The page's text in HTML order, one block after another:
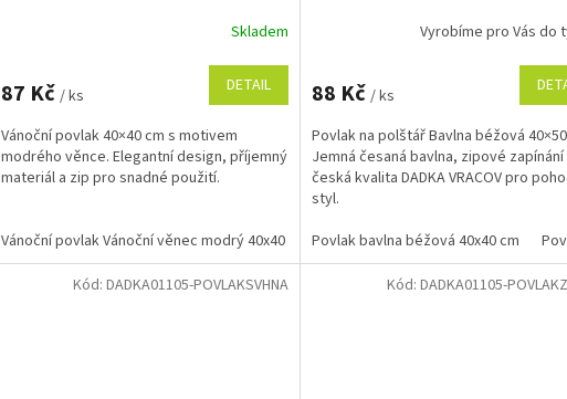
Skladem
87 Kč / ks DETAIL
Vánoční povlak 40×40 cm s motivem
modrého věnce. Elegantní design, příjemný
materiál a zip pro snadné použití.
Vánoční povlak Vánoční věnec modrý 40x40 cm
Vyrobíme pro Vás do
88 Kč / ks
Povlak na polštář Bavlna béžová
Jemná česaná bavlna, zipové zapínání
česká kvalita DADKA VRACOV pro
styl.
Povlak bavlna béžová 40x40 cm
Kód: DADKA01105-POVLAKSVHNA Kód: DADKA01105-